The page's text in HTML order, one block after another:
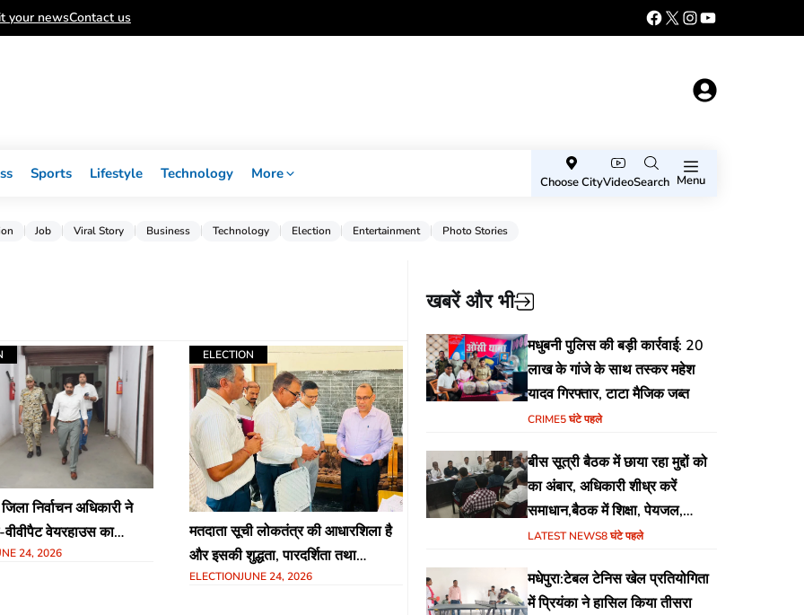
your newsContact us
Sports Lifestyle Technology More
Choose CityVideoSearch Menu
Job Viral Story Business Technology Election Entertainment Photo Stories
निर्वाचन अधिकारी ने
वीवीपैट वेयरहाउस का
24, 2026
ELECTION
मतदाता सूची लोकतंत्र की आधारशिला है
और इसकी शुद्धता, पारदर्शिता तथा
विश्वसनीयता सुनिश्चित करना निर्वाचन
ELECTIONJUNE 24, 2026
खबरें और भी
मधुबनी पुलिस की बड़ी कार्रवाई: 20
लाख के गांजे के साथ तस्कर महेश
यादव गिरफ्तार, टाटा मैजिक जब्त
CRIME5 घंटे पहले
बीस सूत्री बैठक में छाया रहा मुद्दों को
का अंबार, अधिकारी शीध्र करें
समाधान,बैठक में शिक्षा, पेयजल,
जलजमाव,आवास ,व किसानों के
LATEST NEWS8 घंटे पहले
मधेपुरा:टेबल टेनिस खेल प्रतियोगिता
में प्रियंका ने हासिल किया तीसरा